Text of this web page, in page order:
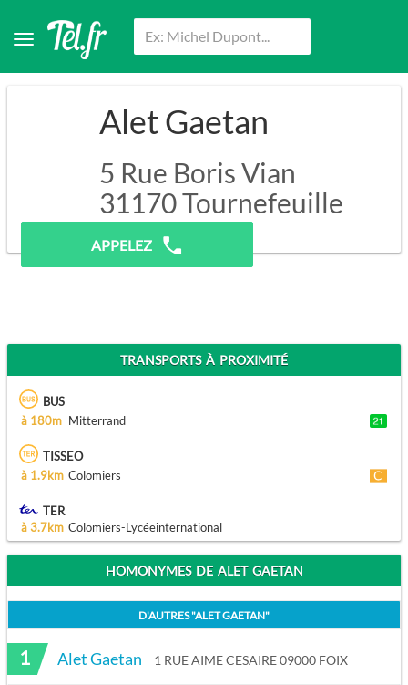
Alet Gaetan
5 Rue Boris Vian
31170Tournefeuille
Pas de prospection.
APPELEZ
TRANSPORTS À PROXIMITÉ
BUS
à 180m Mitterrand
TISSEO
à 1.9km Colomiers
TER
à 3.7km Colomiers-Lycéeinternational
HOMONYMES DE ALET GAETAN
D'AUTRES "ALET GAETAN"
1 Alet Gaetan 1 RUE AIME CESAIRE 09000 FOIX